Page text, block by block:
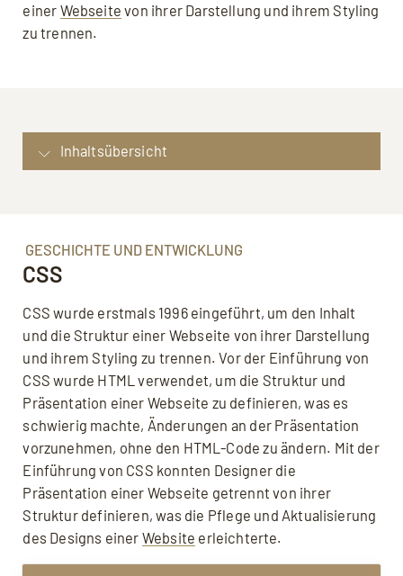
einer Webseite von ihrer Darstellung und ihrem Styling
zu trennen.
Inhaltsübersicht
Syntax: CSS
Arten von Selektoren: CSS
CSS
Vorteile: CSS
Nachteile: CSS
Beispiel: CSS
FAQ: Häufige Fragen zu CSS
Quellen, weiterführende Links
GESCHICHTE UND ENTWICKLUNG
CSS
CSS wurde erstmals 1996 eingeführt, um den Inhalt
und die Struktur einer Webseite von ihrer Darstellung
und ihrem Styling zu trennen. Vor der Einführung von
CSS wurde HTML verwendet, um die Struktur und
Präsentation einer Webseite zu definieren, was es
schwierig machte, Änderungen an der Präsentation
vorzunehmen, ohne den HTML-Code zu ändern. Mit der
Einführung von CSS konnten Designer die
Präsentation einer Webseite getrennt von ihrer
Struktur definieren, was die Pflege und Aktualisierung
des Designs einer Website erleichterte.